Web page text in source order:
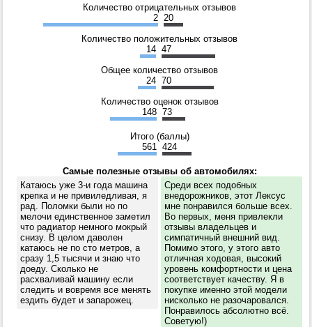
Количество отрицательных отзывов
2 20
Количество положительных отзывов
14 47
Общее количество отзывов
24 70
Количество оценок отзывов
148 73
Итого (баллы)
561
424
Самые полезные отзывы об автомобилях:
Катаюсь уже 3-и года машина
крепка и не привиледливая, я
рад. Поломки были но по
мелочи единственное заметил
что радиатор немного мокрый
снизу. В целом даволен
катаюсь не по сто метров, а
сразу 1,5 тысячи и знаю что
доеду. Сколько не
расхваливай машину если
следить и вовремя все менять
ездить будет и запарожец.
Среди всех подобных
внедорожников, этот Лексус
мне понравился больше всех.
Во первых, меня привлекли
отзывы владельцев и
симпатичный внешний вид.
Помимо этого, у этого авто
отличная ходовая, высокий
уровень комфортности и цена
соответствует качеству. Я в
покупке именно этой модели
нисколько не разочаровался.
Понравилось абсолютно всё.
Советую!)